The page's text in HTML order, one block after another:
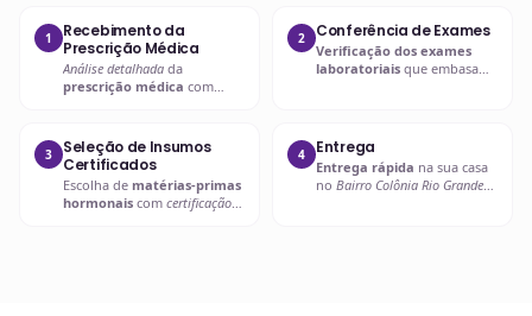
1
Recebimento da
Prescrição Médica
Análise detalhada da
prescrição médica com
2 Conferência de Exames
Verificação dos exames
laboratoriais que embasam
3
Seleção de Insumos
Certificados
Escolha de matérias-primas
hormonais com certificação
4 Entrega
Entrega rápida na sua casa
no Bairro Colônia Rio Grande